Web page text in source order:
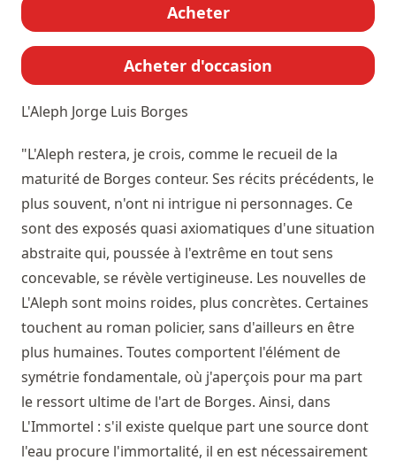
Acheter
Acheter d'occasion
L'Aleph Jorge Luis Borges
"L'Aleph restera, je crois, comme le recueil de la
maturité de Borges conteur. Ses récits précédents, le
plus souvent, n'ont ni intrigue ni personnages. Ce
sont des exposés quasi axiomatiques d'une situation
abstraite qui, poussée à l'extrême en tout sens
concevable, se révèle vertigineuse. Les nouvelles de
L'Aleph sont moins roides, plus concrètes. Certaines
touchent au roman policier, sans d'ailleurs en être
plus humaines. Toutes comportent l'élément de
symétrie fondamentale, où j'aperçois pour ma part
le ressort ultime de l'art de Borges. Ainsi, dans
L'Immortel : s'il existe quelque part une source dont
l'eau procure l'immortalité, il en est nécessairement